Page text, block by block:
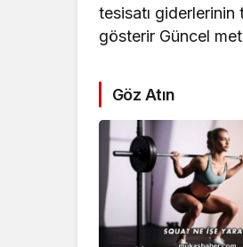
tesisatı giderlerinin
gösterir Güncel
Göz Atın